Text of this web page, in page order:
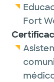
Fort